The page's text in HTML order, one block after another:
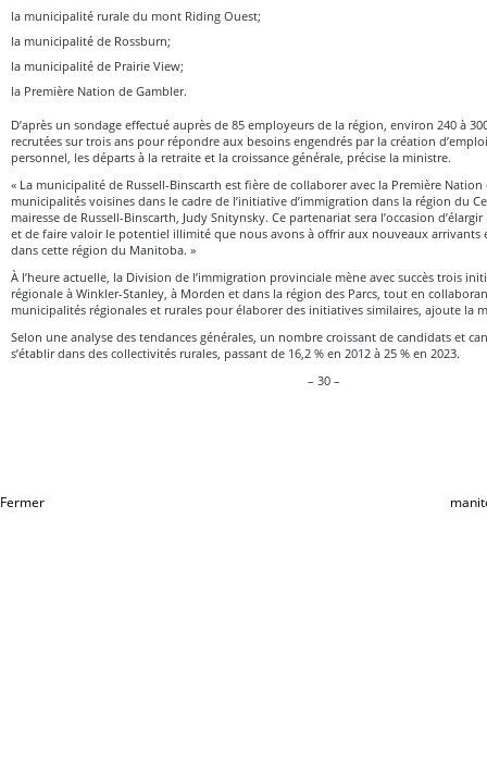
la municipalité rurale du mont Riding Ouest;
la municipalité de Rossburn;
la municipalité de Prairie View;
la Première Nation de Gambler.
D’après un sondage effectué auprès de 85 employeurs de la région, environ 240 à
recrutées sur trois ans pour répondre aux besoins engendrés par la création
personnel, les départs à la retraite et la croissance générale, précise la ministre.
« La municipalité de Russell-Binscarth est fière de collaborer avec la Première Nation
municipalités voisines dans le cadre de l’initiative d’immigration dans la région du
mairesse de Russell-Binscarth, Judy Snitynsky. Ce partenariat sera l’occasion
et de faire valoir le potentiel illimité que nous avons à offrir aux nouveaux arrivants
dans cette région du Manitoba. »
À l’heure actuelle, la Division de l’immigration provinciale mène avec succès trois
régionale à Winkler-Stanley, à Morden et dans la région des Parcs, tout en
municipalités régionales et rurales pour élaborer des initiatives similaires, ajoute la
Selon une analyse des tendances générales, un nombre croissant de candidats et
s’établir dans des collectivités rurales, passant de 16,2 % en 2012 à 25 % en 2023.
– 30 –
Fermer